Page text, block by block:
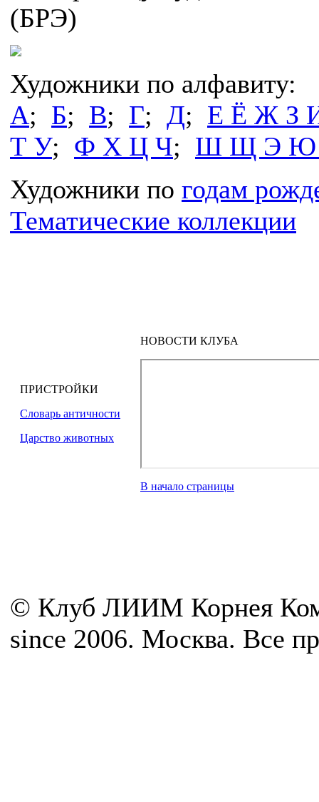
(БРЭ)
Художники по алфавиту:
А; Б; В; Г; Д; Е Ё Ж З
Т У; Ф Х Ц Ч; Ш Щ Э Ю
Художники по годам
Тематические коллекции
ПРИСТРОЙКИ
Словарь античности
Царство животных
НОВОСТИ КЛУБА
В начало страницы
© Клуб ЛИИМ Корнея
since 2006. Москва. Все